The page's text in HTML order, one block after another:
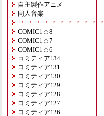
自主製作アニメ
同人音楽
・・・・・・・・・・
COMIC1☆8
COMIC1☆7
COMIC1☆6
コミティア134
コミティア131
コミティア130
コミティア129
コミティア128
コミティア127
コミティア126